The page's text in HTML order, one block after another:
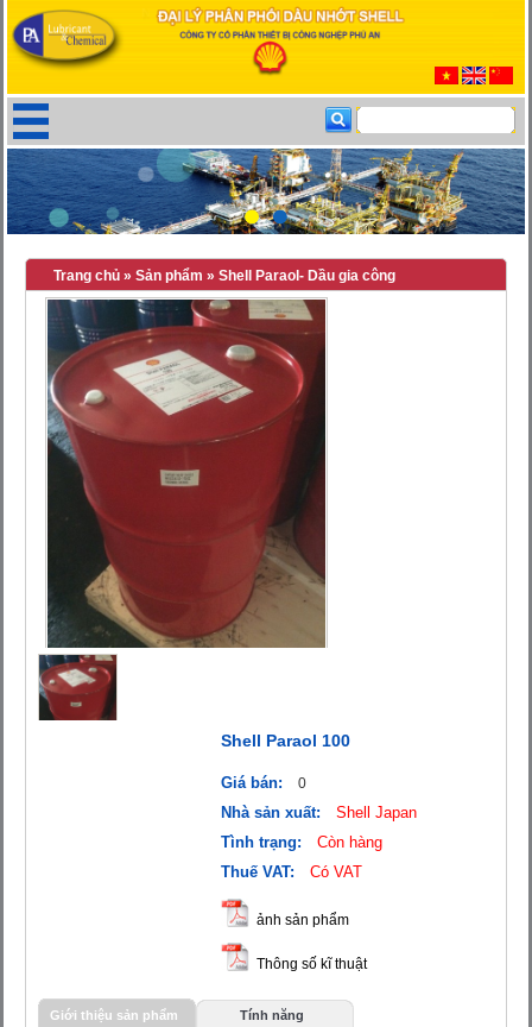
Trang chủ » Sản phẩm » Shell Paraol- Dầu gia công
Shell Paraol 100
Giá bán: 0
Nhà sản xuất:
Shell Japan
Tình trạng:
Còn hàng
Thuế VAT:
Có VAT
ảnh sản phẩm
Thông số kĩ thuật
Giới thiệu sản phẩm Tính năng